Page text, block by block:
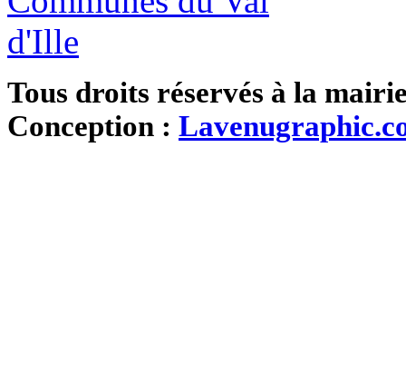
Tous droits réservés à la
Conception :